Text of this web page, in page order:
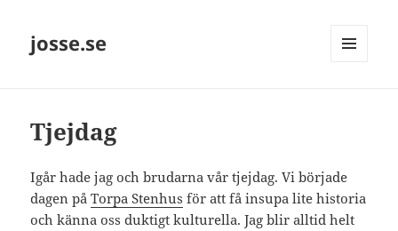
josse.se
Tjejdag
Igår hade jag och brudarna vår tjejdag. Vi började
dagen påTorpa Stenhus för att få insupa lite historia
och känna oss duktigt kulturella. Jag blir alltid helt